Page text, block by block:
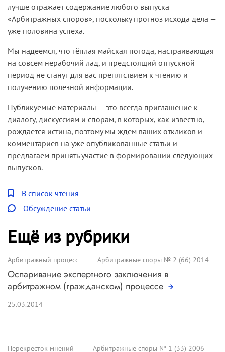
лучше отражает содержание любого выпуска
«Арбитражных споров», поскольку прогноз исхода дела —
уже половина успеха.
Мы надеемся, что тёплая майская погода, настраивающая
на совсем нерабочий лад, и предстоящий отпускной
период не станут для вас препятствием к чтению и
получению полезной информации.
Публикуемые материалы — это всегда приглашение к
диалогу, дискуссиям и спорам, в которых, как известно,
рождается истина, поэтому мы ждем ваших откликов и
комментариев на уже опубликованные статьи и
предлагаем принять участие в формировании следующих
выпусков.
В список чтения
Обсуждение статьи
Ещё из рубрики
Арбитражный процесс Арбитражные споры № 2 (66) 2014
Оспаривание экспертного заключения в
арбитражном (гражданском) процессе
25.03.2014
Перекресток мнений Арбитражные споры № 1 (33) 2006